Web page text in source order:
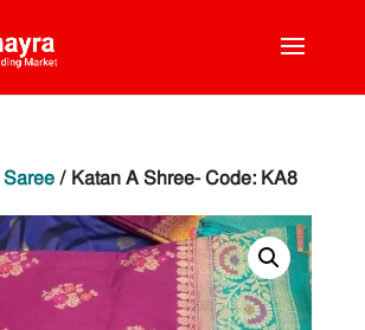
/ Katan A Shree- Code: KA8